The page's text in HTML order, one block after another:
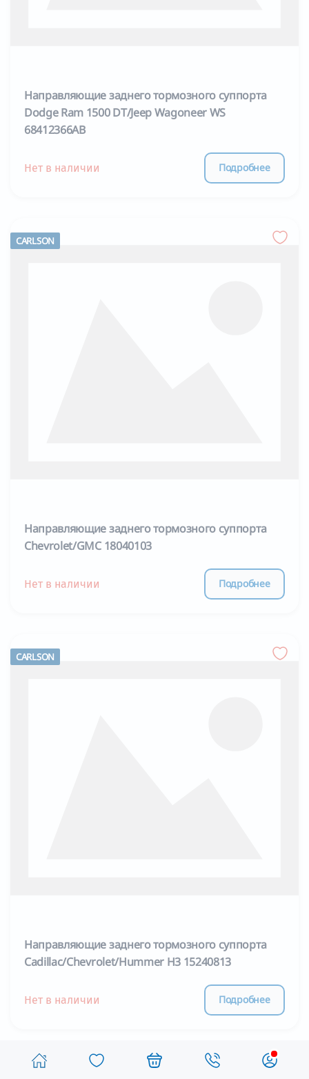
Направляющие заднего тормозного суппорта
Dodge Ram 1500 DT/Jeep Wagoneer WS
68412366AB
Нет в наличии Подробнее
CARLSON
Направляющие заднего тормозного суппорта
Chevrolet/GMC 18040103
Нет в наличии Подробнее
CARLSON
Направляющие заднего тормозного суппорта
Cadillac/Chevrolet/Hummer H3 15240813
Нет в наличии Подробнее
Страница 1 из 2